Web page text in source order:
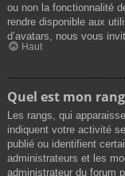
ou non la fonctionnalité
rendre disponible aux
d’avatars, nous vous
Haut
Quel est mon
Les rangs, qui
indiquent votre activité
publié ou identifient
administrateurs et les
administrateur du forum